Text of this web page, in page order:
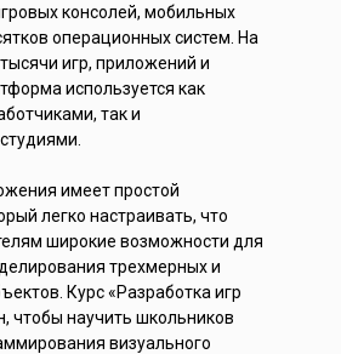
консолей, мобильных
операционных систем. На
игр, приложений и
используется как
так и
имеет простой
легко настраивать, что
широкие возможности для
трехмерных и
Курс «Разработка игр
чтобы научить школьников
визуального